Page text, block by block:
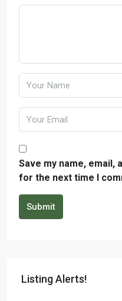
Save my name, email,
for the next time I
Submit
Listing Alerts!